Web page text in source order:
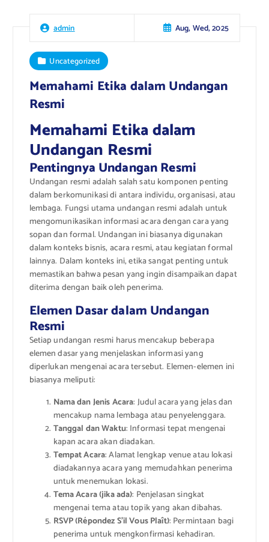
admin Aug, Wed, 2025
Uncategorized
Memahami Etika dalam Undangan
Resmi
Memahami Etika dalam
Undangan Resmi
Pentingnya Undangan Resmi
Undangan resmi adalah salah satu komponen penting
dalam berkomunikasi di antara individu, organisasi, atau
lembaga. Fungsi utama undangan resmi adalah untuk
mengomunikasikan informasi acara dengan cara yang
sopan dan formal. Undangan ini biasanya digunakan
dalam konteks bisnis, acara resmi, atau kegiatan formal
lainnya. Dalam konteks ini, etika sangat penting untuk
memastikan bahwa pesan yang ingin disampaikan dapat
diterima dengan baik oleh penerima.
Elemen Dasar dalam Undangan
Resmi
Setiap undangan resmi harus mencakup beberapa
elemen dasar yang menjelaskan informasi yang
diperlukan mengenai acara tersebut. Elemen-elemen ini
biasanya meliputi:
Nama dan Jenis Acara: Judul acara yang jelas dan
mencakup nama lembaga atau penyelenggara.
Tanggal dan Waktu: Informasi tepat mengenai
kapan acara akan diadakan.
Tempat Acara: Alamat lengkap venue atau lokasi
diadakannya acara yang memudahkan penerima
untuk menemukan lokasi.
Tema Acara (jika ada): Penjelasan singkat
mengenai tema atau topik yang akan dibahas.
RSVP (Répondez S’il Vous Plaît): Permintaan bagi
penerima untuk mengkonfirmasi kehadiran.